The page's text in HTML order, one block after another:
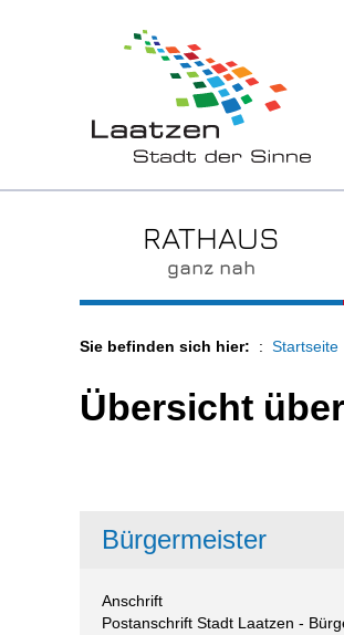
RATHAUS
ganz nah
Sie befinden sich hier: Startseite
Übersicht
Bürgermeister
Anschrift
Postanschrift Stadt Laatzen -